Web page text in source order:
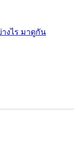
งไร มาดูกัน